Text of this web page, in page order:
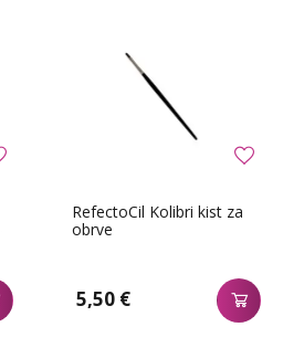
RefectoCil Kolibri kist za
obrve
5,50 €